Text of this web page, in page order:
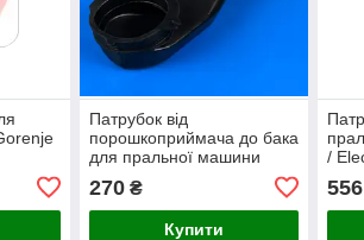
Патрубок від
порошкоприймача до бака
для пральної машини
270₴
Купити
/
556